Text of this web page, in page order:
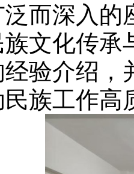
泛而深入
文化传承
验介绍，
族工作高